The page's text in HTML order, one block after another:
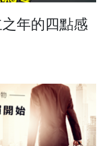
年的四點感